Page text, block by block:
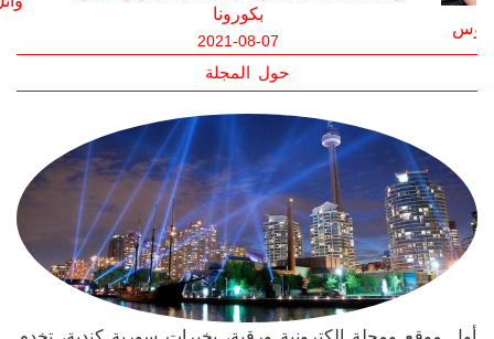
رحيل الفنان سمير غانم متأثراً بإصابته بفيروس
كورونا
2021-05-20